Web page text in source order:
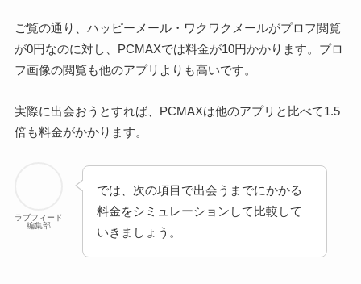
ご覧の通り、ハッピーメール・ワクワクメールがプロフ閲覧
が0円なのに対し、PCMAXでは料金が10円かかります。プロ
フ画像の閲覧も他のアプリよりも高いです。
実際に出会おうとすれば、PCMAXは他のアプリと比べて1.5
倍も料金がかかります。
ラブフィード
編集部
では、次の項目で出会うまでにかかる
料金をシミュレーションして比較して
いきましょう。